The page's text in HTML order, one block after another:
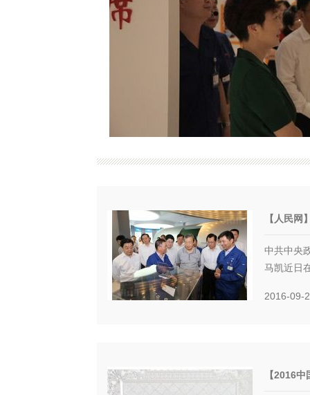
【人民网
中共中央
马凯近日
2016-09-
【2016